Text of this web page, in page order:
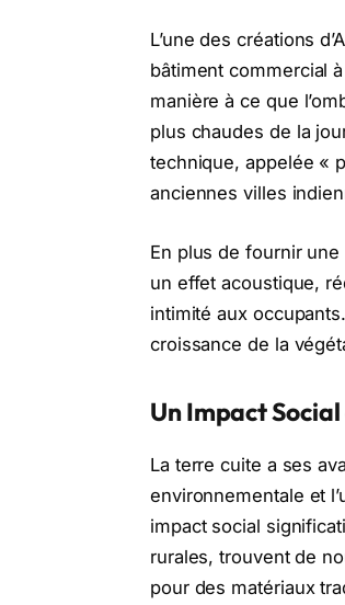
L’une des créations
bâtiment commercial
manière à ce que
plus chaudes de la
technique, appelée «
anciennes villes
En plus de fournir
un effet acoustique,
intimité aux
croissance de la
Un Impact
La terre cuite a ses
environnementale et
impact social
rurales, trouvent de
pour des matériaux